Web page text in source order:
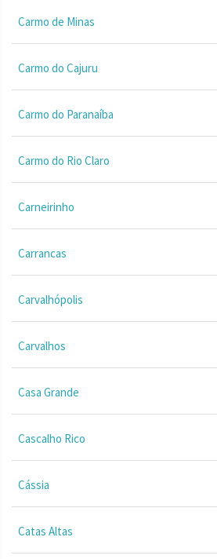
Carmo de Minas
Carmo do Cajuru
Carmo do Paranaíba
Carmo do Rio Claro
Carneirinho
Carrancas
Carvalhópolis
Carvalhos
Casa Grande
Cascalho Rico
Cássia
Catas Altas